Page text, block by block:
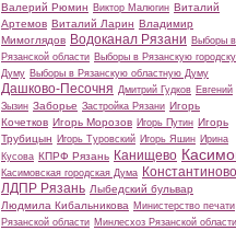
Валерий Рюмин Виктор Малюгин Виталий
Артемов Виталий Ларин Владимир
Мимоглядов Водоканал Рязани Выборы в
Рязанской области Выборы в Рязанскую
Думу Выборы в Рязанскую областную Думу
Дашково-Песочня Дмитрий Гудков Евгений
Зызин Заборье Застройка Рязани Игорь
Кочетков Игорь Морозов Игорь Путин Игорь
Трубицын Игорь Туровский Игорь Яшин Ирина
Кусова КПРФ Рязань Канищево
Касимовская городская Дума Константиново
ЛДПР Рязань Лыбедский бульвар
Людмила Кибальникова Министерство печати
Рязанской области Минлесхоз Рязанской области